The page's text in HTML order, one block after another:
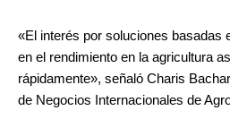
«El interés por soluciones basadas
en el rendimiento en la agricultura
rápidamente», señaló Charis
de Negocios Internacionales de